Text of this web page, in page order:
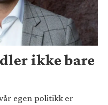
ikke bare
egen politikk er